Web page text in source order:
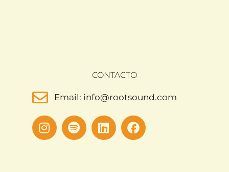
CONTACTO
Email: info@rootsound.com